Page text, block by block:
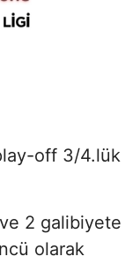
off 3/4.lük
2 galibiyete
olarak